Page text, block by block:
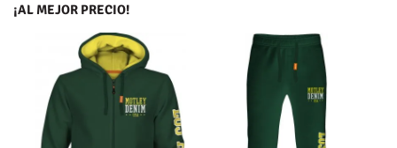
¡AL MEJOR PRECIO!